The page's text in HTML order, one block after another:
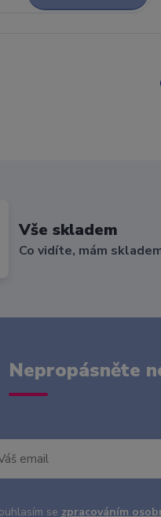
Vše skladem
Co vidíte, mám
Nepropásněte
se zpracováním